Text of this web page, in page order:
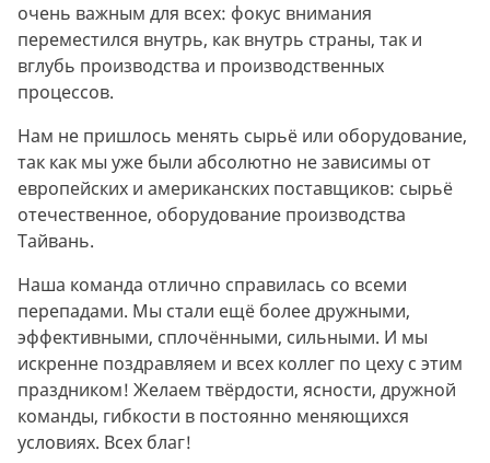
очень важным для всех: фокус внимания
переместился внутрь, как внутрь страны, так и
вглубь производства и производственных
процессов.
Нам не пришлось менять сырьё или оборудование,
так как мы уже были абсолютно не зависимы от
европейских и американских поставщиков: сырьё
отечественное, оборудование производства
Тайвань.
Наша команда отлично справилась со всеми
перепадами. Мы стали ещё более дружными,
эффективными, сплочёнными, сильными. И мы
искренне поздравляем и всех коллег по цеху с этим
праздником! Желаем твёрдости, ясности, дружной
команды, гибкости в постоянно меняющихся
условиях. Всех благ!